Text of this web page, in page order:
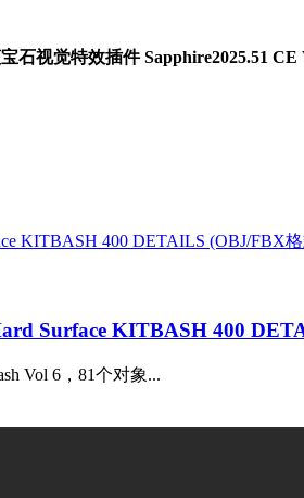
石视觉特效插件 Sapphire2025.51
Surface KITBASH 400
Vol 6，81个对象...